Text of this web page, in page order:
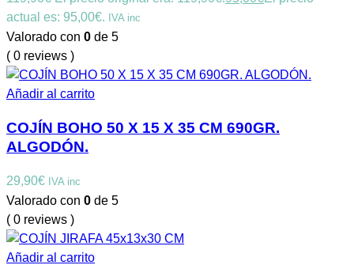
actual es: 95,00€. IVA inc
Valorado con 0 de 5
( 0 reviews )
Añadir al carrito
COJÍN BOHO 50 X 15 X 35 CM 690GR.
ALGODÓN.
29,90€ IVA inc
Valorado con 0 de 5
( 0 reviews )
Añadir al carrito